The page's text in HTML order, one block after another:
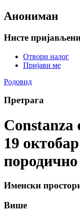
Анониман
Нисте
Отвори налог
Пријави ме
Родовид
Претрага
Constanza
19
породично
Именски
Више